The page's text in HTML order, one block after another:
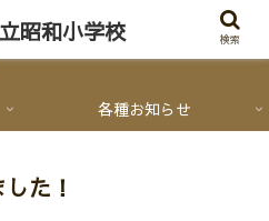
各種お知らせ
た！
昭和小学校 検索